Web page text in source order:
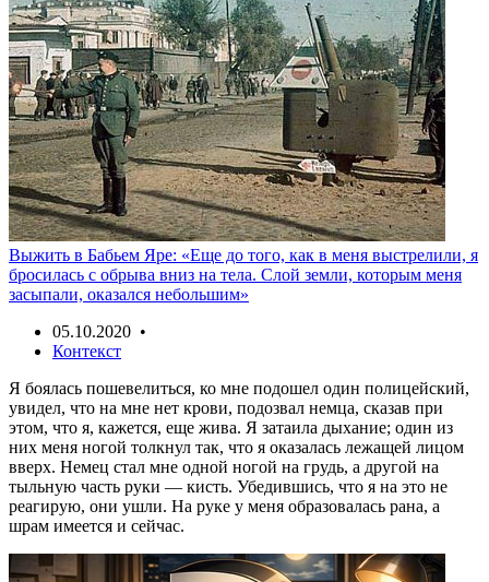
Выжить в Бабьем Яре: «Еще до того, как в меня выстрелили, я
бросилась с обрыва вниз на тела. Слой земли, которым меня
засыпали, оказался небольшим»
05.10.2020 •
Контекст
Я боялась пошевелиться, ко мне подошел один полицейский,
увидел, что на мне нет крови, подозвал немца, сказав при
этом, что я, кажется, еще жива. Я затаила дыхание; один из
них меня ногой толкнул так, что я оказалась лежащей лицом
вверх. Немец стал мне одной ногой на грудь, а другой на
тыльную часть руки — кисть. Убедившись, что я на это не
реагирую, они ушли. На руке у меня образовалась рана, а
шрам имеется и сейчас.